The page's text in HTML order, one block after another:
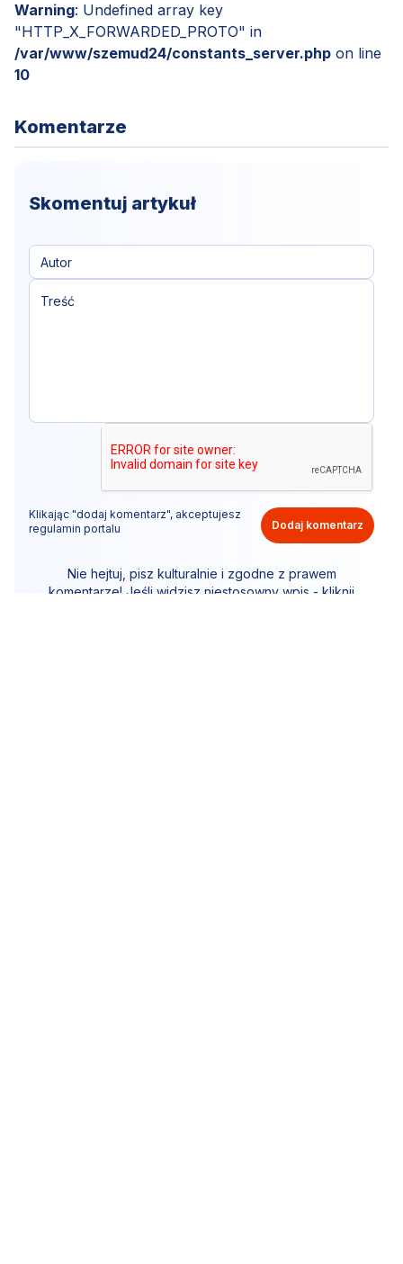
Warning: Undefined array key
"HTTP_X_FORWARDED_PROTO" in
/var/www/szemud24/constants_server.php on line
10
Komentarze
Skomentuj artykuł
Klikając "dodaj komentarz", akceptujesz
regulamin portalu
Dodaj komentarz
Nie hejtuj, pisz kulturalnie i zgodne z prawem
komentarze! Jeśli widzisz niestosowny wpis - kliknij